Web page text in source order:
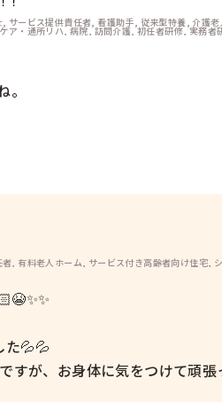
サービス提供責任者, 看護助手, 従来型特養, 介護
ア・通所リハ, 病院, 訪問介護, 初任者研修, 実務
, 有料老人ホーム, サービス付き高齢者向け住宅,
た💦💦
すが、お身体に気をつけて頑